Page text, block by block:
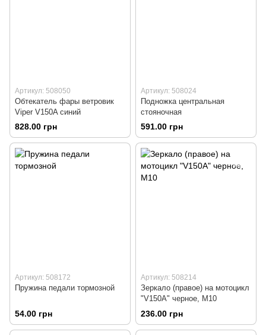
Артикул: 508050
Обтекатель фары ветровик
Viper V150A синий
828.00 грн
Артикул: 508024
Подножка центральная
стояночная
591.00 грн
Артикул: 508172
Пружина педали тормозной
54.00 грн
Артикул: 508214
Зеркало (правое) на мотоцикл
"V150A" черное, М10
236.00 грн